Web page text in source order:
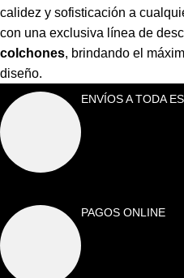
calidez y sofisticación a
con una exclusiva línea de
colchones, brindando el
diseño.
ENVÍOS A TODA
PAGOS ONLINE